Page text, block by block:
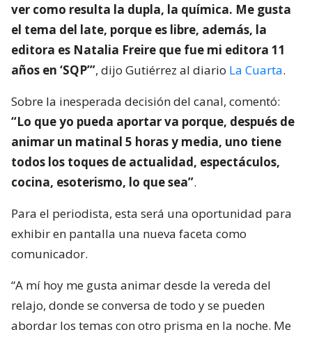
ver como resulta la dupla, la química. Me gusta
el tema del late, porque es libre, además, la
editora es Natalia Freire que fue mi editora 11
años en ‘SQP’”, dijo Gutiérrez al diario La Cuarta.
Sobre la inesperada decisión del canal, comentó:
“Lo que yo pueda aportar va porque, después de
animar un matinal 5 horas y media, uno tiene
todos los toques de actualidad, espectáculos,
cocina, esoterismo, lo que sea”.
Para el periodista, esta será una oportunidad para
exhibir en pantalla una nueva faceta como
comunicador.
“A mí hoy me gusta animar desde la vereda del
relajo, donde se conversa de todo y se pueden
abordar los temas con otro prisma en la noche. Me